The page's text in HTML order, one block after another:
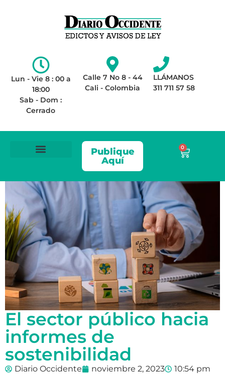
Lun - Vie 8 : 00 a
18:00
Sab - Dom :
Cerrado
Calle 7 No 8 - 44
Cali - Colombia
LLÁMANOS
311 711 57 58
Publique
Aquí
0
El sector público hacia
informes de
sostenibilidad
Diario Occidente noviembre 2, 2023
10:54 pm